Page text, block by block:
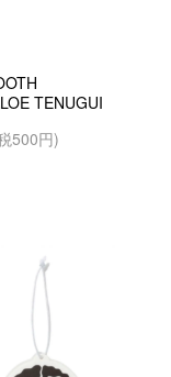
TENUGUI
500円)